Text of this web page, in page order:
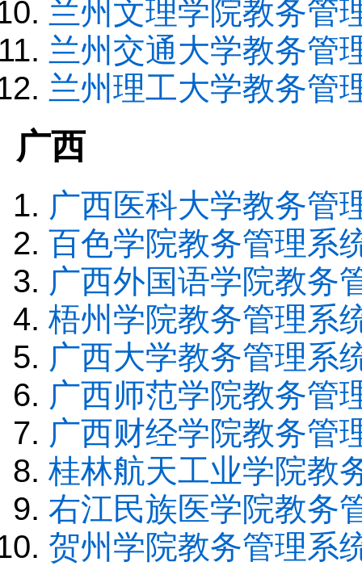
兰州文理学院教务管
兰州交通大学教务管
兰州理工大学教务管
广西
广西医科大学教务管
百色学院教务管理系
广西外国语学院教务
梧州学院教务管理系
广西大学教务管理系
广西师范学院教务管
广西财经学院教务管
桂林航天工业学院教
右江民族医学院教务
贺州学院教务管理系